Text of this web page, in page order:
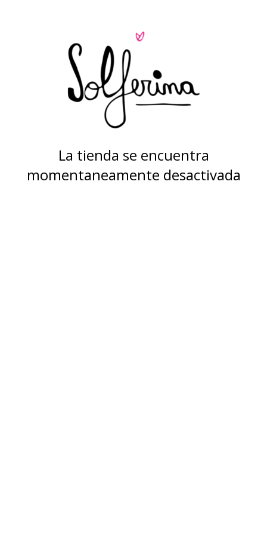
La tienda se encuentra
momentaneamente desactivada